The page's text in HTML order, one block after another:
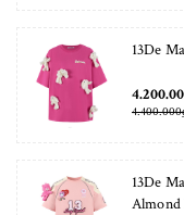
13De
13De
Almond